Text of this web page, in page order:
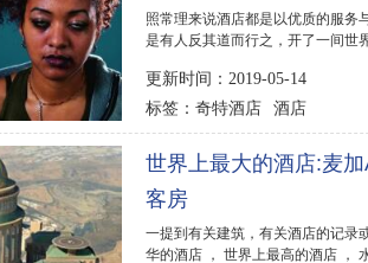
照常理来说酒店都是以优质的服务
是有人反其道而行之，开了一间世
更新时间：2019-05-14
标签： 奇特酒店 酒店
世界上最大的酒店:麦
客房
一提到有关建筑，有关酒店的记录
华的酒店 ， 世界上最高的酒店 ，